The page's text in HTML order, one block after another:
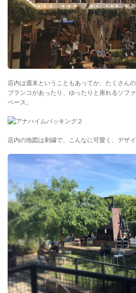
店内は週末ということもあってか、たくさん
ブランコがあったり、ゆったりと座れるソフ
ペース。
店内の地図は刺繍で、こんなに可愛く、デザ